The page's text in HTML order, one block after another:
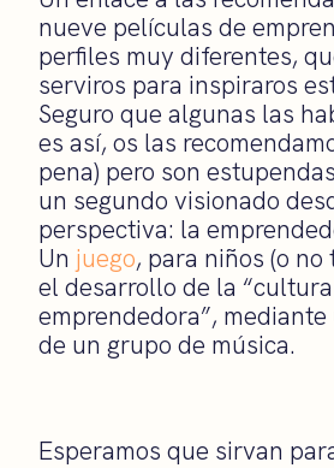
nueve películas de
perfiles muy diferentes,
serviros para inspiraros
Seguro que algunas las
es así, os las
pena) pero son
un segundo visionado
perspectiva: la
Un juego, para niños (o no
el desarrollo de la “cultura
emprendedora”,
de un grupo de música.
Esperamos que sirvan